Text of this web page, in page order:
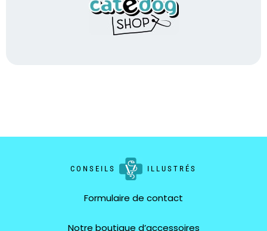
CONSEILS ILLUSTRÉS
Formulaire de contact
Notre boutique d’accessoires